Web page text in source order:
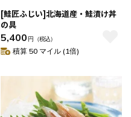
[鮭匠ふじい]北海道産・鮭漬け丼
の具
5,400 円 （税込）
積算 50 マイル (1倍)